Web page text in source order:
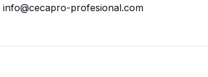
info@cecapro-profesional.com